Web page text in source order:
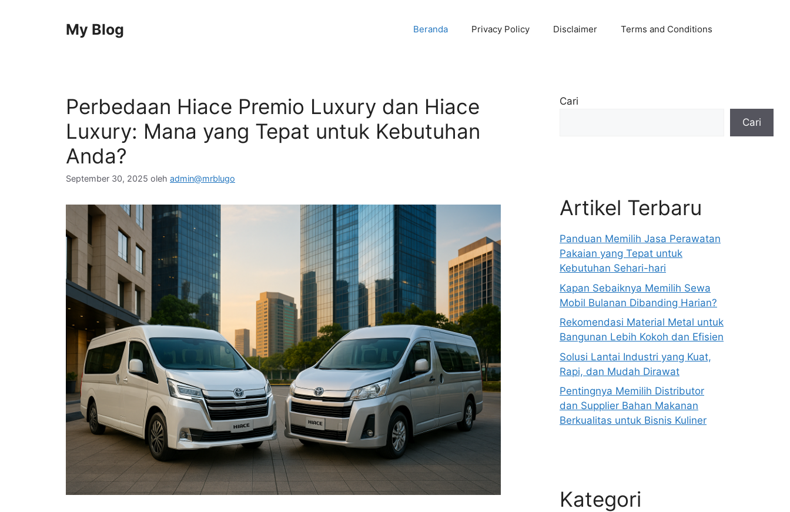
My Blog Beranda Privacy Policy Disclaimer Terms and Conditions
Perbedaan Hiace Premio Luxury dan Hiace
Luxury: Mana yang Tepat untuk Kebutuhan
Anda?
September 30, 2025 oleh admin@mrblugo
Cari
Cari
Artikel Terbaru
Panduan Memilih Jasa Perawatan
Pakaian yang Tepat untuk
Kebutuhan Sehari-hari
Kapan Sebaiknya Memilih Sewa
Mobil Bulanan Dibanding Harian?
Rekomendasi Material Metal untuk
Bangunan Lebih Kokoh dan Efisien
Solusi Lantai Industri yang Kuat,
Rapi, dan Mudah Dirawat
Pentingnya Memilih Distributor
dan Supplier Bahan Makanan
Berkualitas untuk Bisnis Kuliner
Kategori